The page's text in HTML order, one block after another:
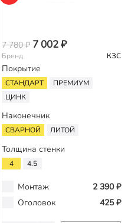
7 780 ₽ 7 002 ₽
Бренд КЗС
Покрытие
СТАНДАРТ
ПРЕМИУМ
ЦИНК
Наконечник
СВАРНОЙ ЛИТОЙ
Толщина стенки
4 4.5
Монтаж
2 390 ₽
Оголовок
425 ₽